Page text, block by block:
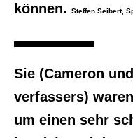
können.
Steffen Seibert,
Sie (Cameron
verfassers)
um einen sehr